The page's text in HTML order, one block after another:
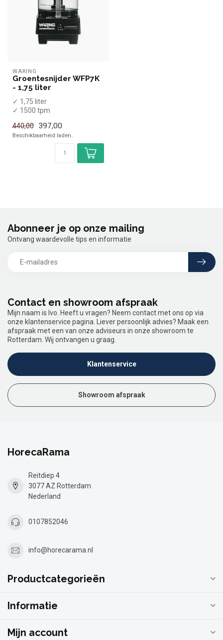
WARING
Groentesnijder WFP7K
- 1,75 liter
✓ 1,75 liter
✓ 1500 tpm
440,00
397,00
Beschikbaarheid laden..
Contact en showroom afspraak
Mijn naam is Ivo. Heeft u vragen? Neem contact met ons op via
onze klantenservice pagina. Liever persoonlijk advies? Maak een
afspraak met een van onze adviseurs in onze showroom te
Rotterdam. Wij ontvangen u graag.
Klantenservice
Showroom afspraak
Abonneer je op onze mailing
Ontvang waardevolle tips en informatie
HorecaRama
Reitdiep 4
3077 AZ Rotterdam
Nederland
0107852046
info@horecarama.nl
Productcategorieën
Informatie
Mijn account